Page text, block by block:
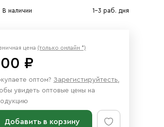
В наличии 1-3 раб. дня
цена (только онлайн *)
₽
оптом? Зарегистируйтесть,
увидеть оптовые цены на
Добавить в корзину